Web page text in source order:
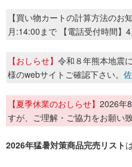
【買い物カートの計算方法の
月:14:00まで 【電話受付時間】
【おしらせ】 令和８年熊本地震
様のwebサイトご確認下さい。
【夏季休業のおしらせ】 2026年
すが、ご理解・ご協力をお願い致
2026年猛暑対策商品完売リスト